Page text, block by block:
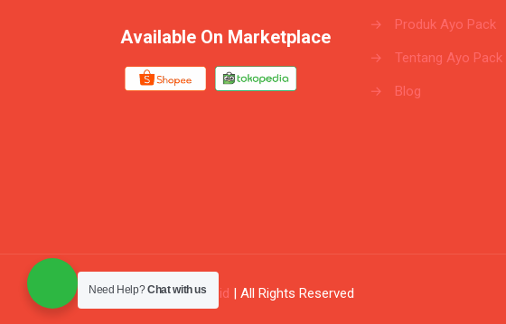
Available On Marketplace
→ Produk Ayo Pack
→ Tentang Ayo Pack
→ Blog
© 2026ayopack.id | All Rights Reserved
Need Help?Chat with us